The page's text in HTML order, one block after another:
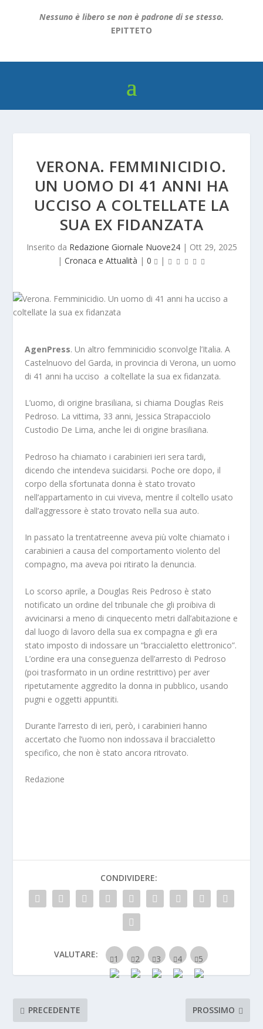
Nessuno è libero se non è padrone di se stesso.
EPITTETO
VERONA. FEMMINICIDIO.
UN UOMO DI 41 ANNI HA
UCCISO A COLTELLATE LA
SUA EX FIDANZATA
Inserito da Redazione Giornale Nuove24| Ott 29, 2025
| Cronaca e Attualità | 0 |
AgenPress. Un altro femminicidio sconvolge l’Italia. A
Castelnuovo del Garda, in provincia di Verona, un uomo
di 41 anni ha ucciso a coltellate la sua ex fidanzata.
L’uomo, di origine brasiliana, si chiama Douglas Reis
Pedroso. La vittima, 33 anni, Jessica Strapacciolo
Custodio De Lima, anche lei di origine brasiliana.
Pedroso ha chiamato i carabinieri ieri sera tardi,
dicendo che intendeva suicidarsi. Poche ore dopo, il
corpo della sfortunata donna è stato trovato
nell’appartamento in cui viveva, mentre il coltello usato
dall’aggressore è stato trovato nella sua auto.
In passato la trentatreenne aveva più volte chiamato i
carabinieri a causa del comportamento violento del
compagno, ma aveva poi ritirato la denuncia.
Lo scorso aprile, a Douglas Reis Pedroso è stato
notificato un ordine del tribunale che gli proibiva di
avvicinarsi a meno di cinquecento metri dall’abitazione e
dal luogo di lavoro della sua ex compagna e gli era
stato imposto di indossare un “braccialetto elettronico”.
L’ordine era una conseguenza dell’arresto di Pedroso
(poi trasformato in un ordine restrittivo) per aver
ripetutamente aggredito la donna in pubblico, usando
pugni e oggetti appuntiti.
Durante l’arresto di ieri, però, i carabinieri hanno
accertato che l’uomo non indossava il braccialetto
specifico, che non è stato ancora ritrovato.
Redazione
CONDIVIDERE:
VALUTARE:
PRECEDENTE PROSSIMO